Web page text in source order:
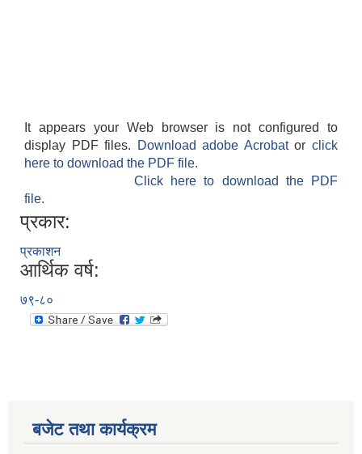
It appears your Web browser is not configured to
display PDF files.
Download adobe Acrobatorclick
here to download the PDF file.
Click here to download the PDF
file.
प्रकार:
प्रकाशन
आर्थिक वर्ष:
७९-८०
बजेट तथा कार्यक्रम